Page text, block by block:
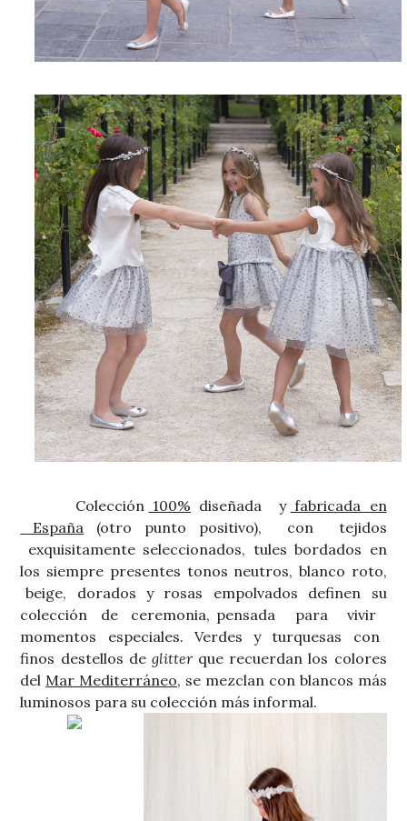
Colección 100% diseñada y fabricada en
España (otro punto positivo), con tejidos
exquisitamente seleccionados, tules bordados en
los siempre presentes tonos neutros, blanco roto,
beige, dorados y rosas empolvados definen su
colección de ceremonia, pensada para vivir
momentos especiales. Verdes y turquesas con
finos destellos deglitter que recuerdan los colores
del Mar Mediterráneo, se mezclan con blancos más
luminosos para su colección más informal.